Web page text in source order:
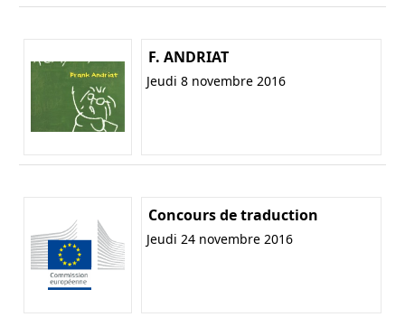
F. ANDRIAT
Jeudi 8 novembre 2016
Concours de traduction
Jeudi 24 novembre 2016